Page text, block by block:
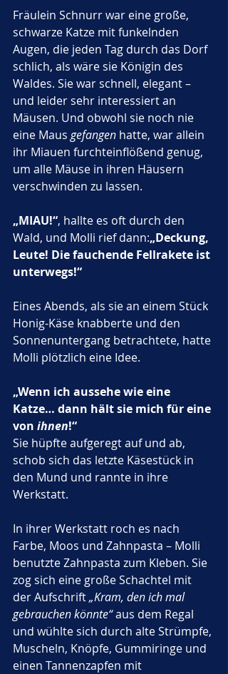
Fräulein Schnurr war eine große,
schwarze Katze mit funkelnden
Augen, die jeden Tag durch das Dorf
schlich, als wäre sie Königin des
Waldes. Sie war schnell, elegant –
und leider sehr interessiert an
Mäusen. Und obwohl sie noch nie
eine Maus gefangen hatte, war allein
ihr Miauen furchteinflößend genug,
um alle Mäuse in ihren Häusern
verschwinden zu lassen.
„MIAU!“, hallte es oft durch den
Wald, und Molli rief dann:„Deckung,
Leute! Die fauchende Fellrakete ist
unterwegs!“
Eines Abends, als sie an einem Stück
Honig-Käse knabberte und den
Sonnenuntergang betrachtete, hatte
Molli plötzlich eine Idee.
„Wenn ich aussehe wie eine
Katze… dann hält sie mich für eine
von ihnen!“
Sie hüpfte aufgeregt auf und ab,
schob sich das letzte Käsestück in
den Mund und rannte in ihre
Werkstatt.
In ihrer Werkstatt roch es nach
Farbe, Moos und Zahnpasta – Molli
benutzte Zahnpasta zum Kleben. Sie
zog sich eine große Schachtel mit
der Aufschrift „Kram, den ich mal
gebrauchen könnte“ aus dem Regal
und wühlte sich durch alte Strümpfe,
Muscheln, Knöpfe, Gummiringe und
einen Tannenzapfen mit